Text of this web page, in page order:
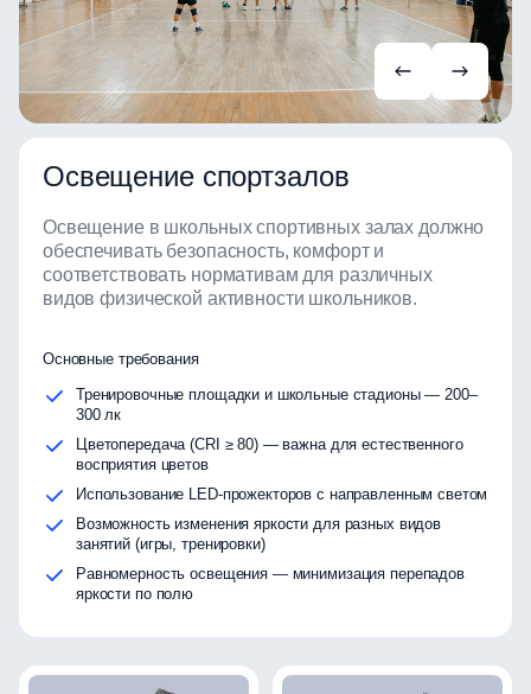
Освещение спортзалов
Освещение в школьных спортивных залах должно
обеспечивать безопасность, комфорт и
соответствовать нормативам для различных
видов физической активности школьников.
Основные требования
Тренировочные площадки и школьные стадионы — 200–
300 лк
Цветопередача (CRI ≥ 80) — важна для естественного
восприятия цветов
Использование LED-прожекторов с направленным светом
Возможность изменения яркости для разных видов
занятий (игры, тренировки)
Равномерность освещения — минимизация перепадов
яркости по полю